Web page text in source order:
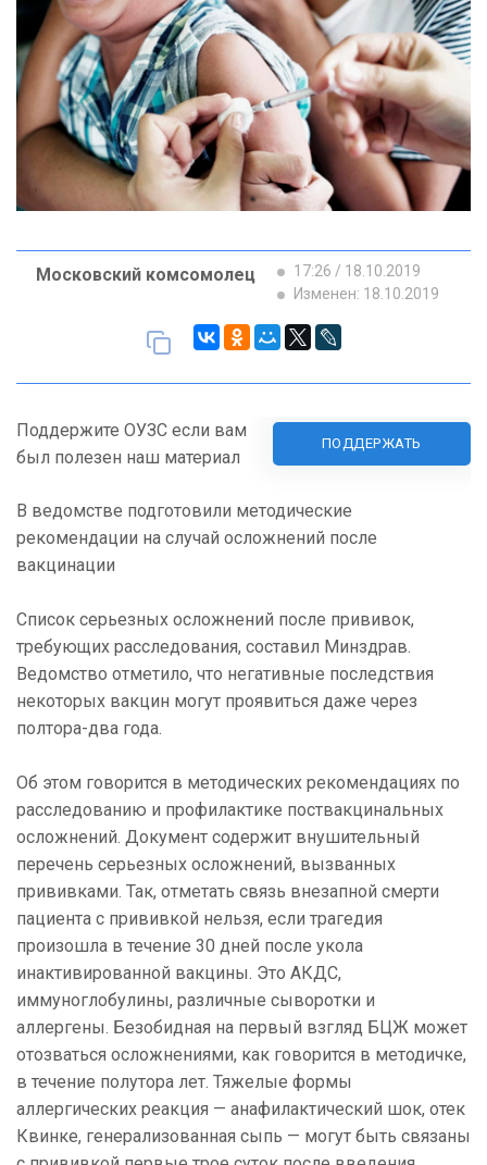
Московский комсомолец
17:26 / 18.10.2019
Изменен: 18.10.2019
Поддержите ОУЗС если вам
был полезен наш материал
ПОДДЕРЖАТЬ
В ведомстве подготовили методические
рекомендации на случай осложнений после
вакцинации
Список серьезных осложнений после прививок,
требующих расследования, составил Минздрав.
Ведомство отметило, что негативные последствия
некоторых вакцин могут проявиться даже через
полтора-два года.
Об этом говорится в методических рекомендациях по
расследованию и профилактике поствакцинальных
осложнений. Документ содержит внушительный
перечень серьезных осложнений, вызванных
прививками. Так, отметать связь внезапной смерти
пациента с прививкой нельзя, если трагедия
произошла в течение 30 дней после укола
инактивированной вакцины. Это АКДС,
иммуноглобулины, различные сыворотки и
аллергены. Безобидная на первый взгляд БЦЖ может
отозваться осложнениями, как говорится в методичке,
в течение полутора лет. Тяжелые формы
аллергических реакция — анафилактический шок, отек
Квинке, генерализованная сыпь — могут быть связаны